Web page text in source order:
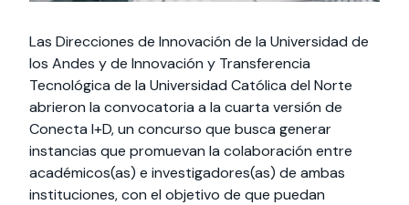
Las Direcciones de Innovación de la Universidad de
los Andes y de Innovación y Transferencia
Tecnológica de la Universidad Católica del Norte
abrieron la convocatoria a la cuarta versión de
Conecta I+D, un concurso que busca generar
instancias que promuevan la colaboración entre
académicos(as) e investigadores(as) de ambas
instituciones, con el objetivo de que puedan